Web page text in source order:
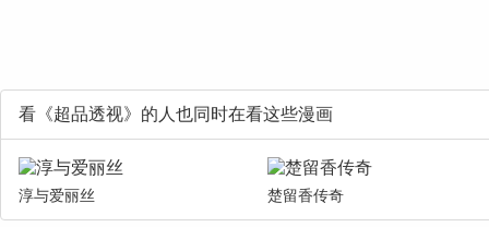
看《超品透视》的人也同时在看这些漫画
淳与爱丽丝 楚留香传奇